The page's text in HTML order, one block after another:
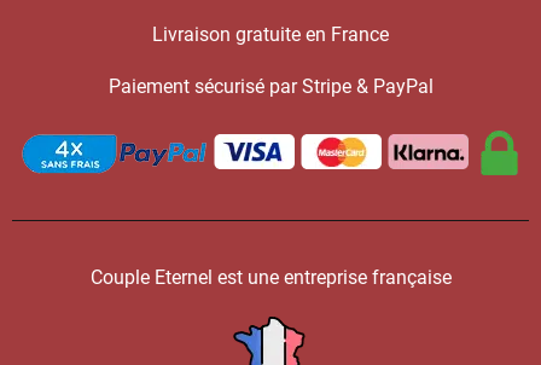
Livraison gratuite en France
Paiement sécurisé par Stripe & PayPal
Couple Eternel est une entreprise française